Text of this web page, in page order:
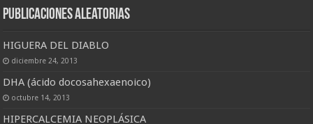
Publicaciones Aleatorias
HIGUERA DEL DIABLO
diciembre 24, 2013
DHA (ácido docosahexaenoico)
octubre 14, 2013
HIPERCALCEMIA NEOPLÁSICA